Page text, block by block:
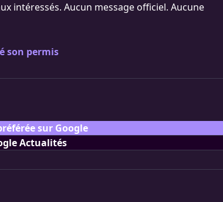
intéressés. Aucun message officiel. Aucune
son permis
sur Google
Actualités